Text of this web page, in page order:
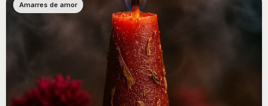
Amarres de amor